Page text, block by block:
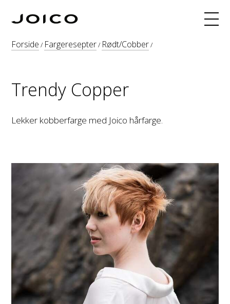
INNERJOI
Blogg
Søk
Webshop
Forside / Fargeresepter/ Rødt/Cobber/
Trendy Copper
Lekker kobberfarge med Joico hårfarge.